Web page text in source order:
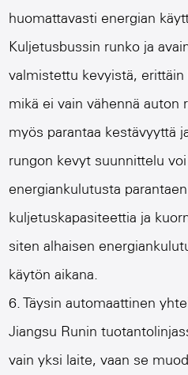
huomattavasti energian
Kuljetusbussin runko ja
valmistettu kevyistä,
mikä ei vain vähennä auton
myös parantaa kestävyyttä
rungon kevyt suunnittelu
energiankulutusta
kuljetuskapasiteettia ja
siten alhaisen
käytön aikana.
6. Täysin automaattinen
Jiangsu Runin
vain yksi laite, vaan se